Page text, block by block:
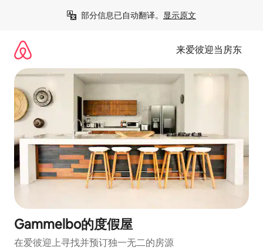
部分信息已自动翻译。 显示原文
来爱彼迎当房东
Gammelbo的度假屋
在爱彼迎上寻找并预订独一无二的房源